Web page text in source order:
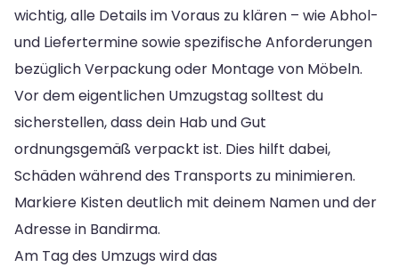
wichtig, alle Details im Voraus zu klären – wie Abhol-
und Liefertermine sowie spezifische Anforderungen
bezüglich Verpackung oder Montage von Möbeln.
Vor dem eigentlichen Umzugstag solltest du
sicherstellen, dass dein Hab und Gut
ordnungsgemäß verpackt ist. Dies hilft dabei,
Schäden während des Transports zu minimieren.
Markiere Kisten deutlich mit deinem Namen und der
Adresse in Bandirma.
Am Tag des Umzugs wird das